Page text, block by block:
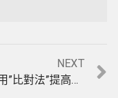
NEXT
如何用”比對法”提高現股當沖的勝率，法拉利贏家股票當沖教學。(1091126)